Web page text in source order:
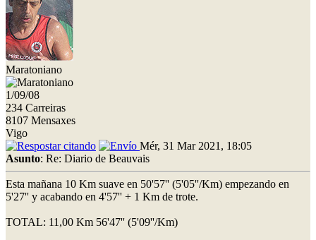
Maratoniano
1/09/08
234 Carreiras
8107 Mensaxes
Vigo
Mér, 31 Mar 2021, 18:05
Asunto: Re: Diario de Beauvais
Esta mañana 10 Km suave en 50'57'' (5'05''/Km) empezando en
5'27'' y acabando en 4'57'' + 1 Km de trote.
TOTAL: 11,00 Km 56'47'' (5'09''/Km)